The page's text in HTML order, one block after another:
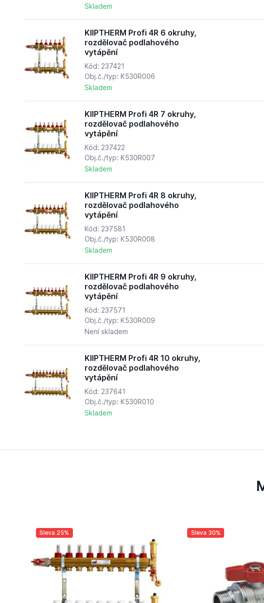
Skladem
KIIPTHERM Profi 4R 6 okruhy,
rozdělovač podlahového
vytápění
Kód: 237421
Obj.č./typ: K530R006
Skladem
KIIPTHERM Profi 4R 7 okruhy,
rozdělovač podlahového
vytápění
Kód: 237422
Obj.č./typ: K530R007
Skladem
KIIPTHERM Profi 4R 8 okruhy,
rozdělovač podlahového
vytápění
Kód: 237581
Obj.č./typ: K530R008
Skladem
KIIPTHERM Profi 4R 9 okruhy,
rozdělovač podlahového
vytápění
Kód: 237571
Obj.č./typ: K530R009
Není skladem
KIIPTHERM Profi 4R 10 okruhy,
rozdělovač podlahového
vytápění
Kód: 237641
Obj.č./typ: K530R010
Skladem
Sleva 25% Sleva 30%